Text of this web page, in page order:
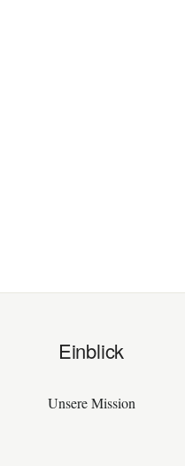
Einblick
Unsere Mission